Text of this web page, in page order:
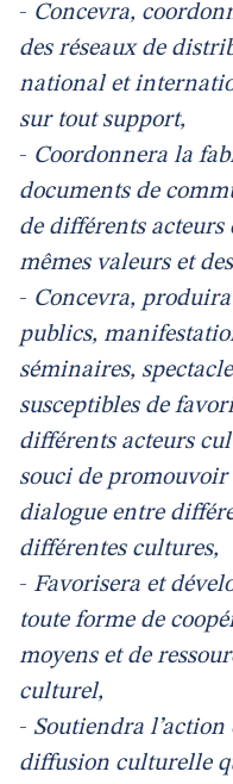
- Concevra,
des réseaux de
national et
sur tout support,
- Coordonnera la
documents de
de différents
mêmes valeurs et
- Concevra,
publics,
séminaires,
susceptibles de
différents acteurs
souci de
dialogue entre
différentes cultures,
- Favorisera et
toute forme de
moyens et de
culturel,
- Soutiendra
diffusion culturelle